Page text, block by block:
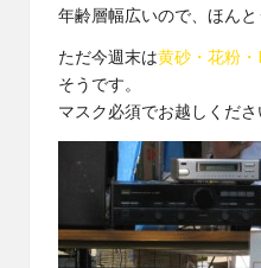
年齢層幅広いので、ほんと
ただ今週末は黄砂・花粉・
そうです。
マスク必須でお越しくださ